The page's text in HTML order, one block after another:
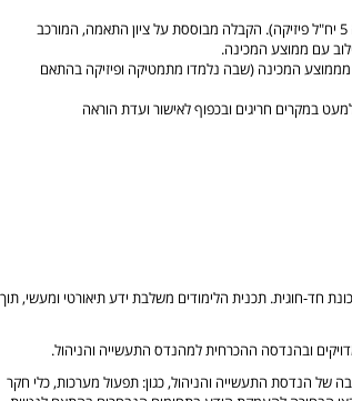
בוגרי מכינה לפקולטה להנדסה נדרשים למכינה במסלול ריאלי (5 יח"ל מתמטיקה 5 יח"ל פיזיקה). הקבלה מבוססת על ציון התאמה, המורכב
עם ממוצע המכינה.
מממוצע המכינה (שבה נלמדו מתמטיקה ופיזיקה בהתאם
במקרים חריגים ובכפוף לאישור ועדת הוראה
חד-חוגית. תכנית הלימודים משלבת ידע תיאורטי ומעשי, תוך
ובהנדסה ההכרחית למהנדס התעשייה והניהול.
של הנדסת התעשייה והניהול, כגון: תפעול מערכות, כלי חקר